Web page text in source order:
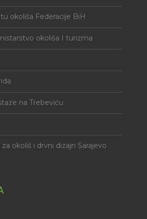
okoliša Federacije BiH
okoliša I turizma
na Trebeviću
okoliš i drvni dizajn Sarajevo